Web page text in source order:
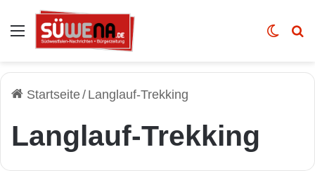
Auswahl Skin
Startseite/ Langlauf-Trekking
Langlauf-Trekking